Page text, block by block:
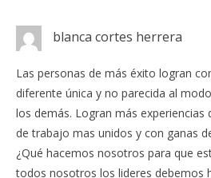
blanca cortes herrera
Las personas de más éxito logran
diferente única y no parecida al
los demás. Logran más experiencias
de trabajo mas unidos y con ganas
¿Qué hacemos nosotros para que
todos nosotros los lideres debemos